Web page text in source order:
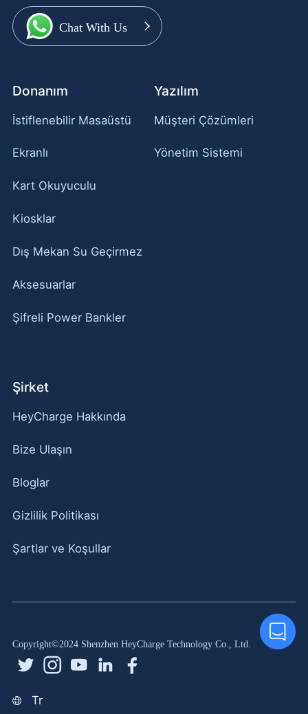
Chat With Us
Donanım
İstiflenebilir Masaüstü
Ekranlı
Kart Okuyuculu
Kiosklar
Dış Mekan Su Geçirmez
Aksesuarlar
Şifreli Power Bankler
Yazılım
Müşteri Çözümleri
Yönetim Sistemi
Şirket
HeyCharge Hakkında
Bize Ulaşın
Bloglar
Gizlilik Politikası
Şartlar ve Koşullar
Copyright©2024 Shenzhen HeyCharge Technology Co., Ltd.
Tr